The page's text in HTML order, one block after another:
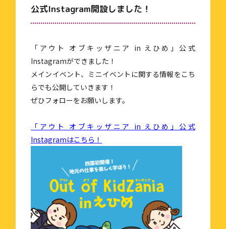
公式Instagram開設しました！
「アウト オブキッザニア in えひめ」公式
Instagramができました！
メインイベント、ミニイベントに関する情報をこち
らでも公開していきます！
ぜひフォローをお願いします。
「アウト オブキッザニア in えひめ」公式
Instagramはこちら！